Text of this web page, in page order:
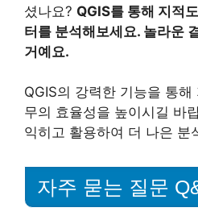
셨나요? QGIS를 통해 지적
터를 분석해보세요. 놀라운
거예요.
QGIS의 강력한 기능을 통
무의 효율성을 높이시길 바
익히고 활용하여 더 나은 분
자주 묻는 질문